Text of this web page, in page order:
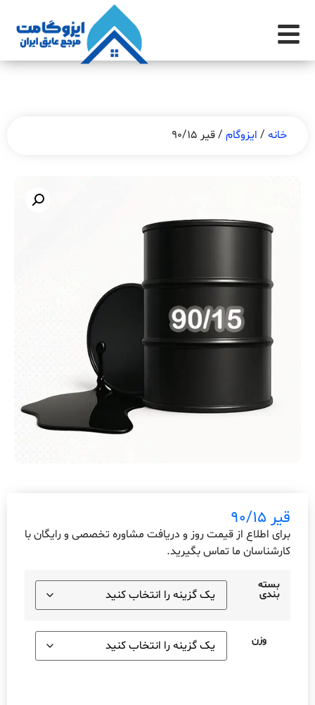
خانه / ایزوگام / قیر 90/15
قیر 90/15
برای اطلاع از قیمت روز و دریافت مشاوره تخصصی و رایگان با
کارشناسان ما تماس بگیرید.
بسته
بندی
وزن